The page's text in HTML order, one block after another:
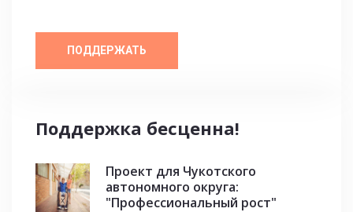
ПОДДЕРЖАТЬ
Поддержка бесценна!
Проект для Чукотского
автономного округа:
"Профессиональный рост"